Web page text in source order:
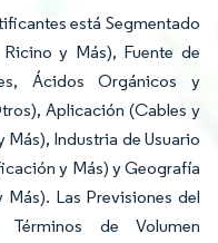
está Segmentado
y Más), Fuente de
Ácidos Orgánicos y
Aplicación (Cables y
Más), Industria de Usuario
y Más) y Geografía
Las Previsiones del
de Volumen